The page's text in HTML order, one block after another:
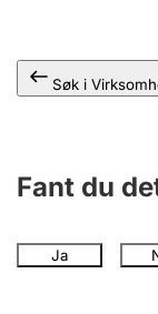
Søk i
Fant du
Ja